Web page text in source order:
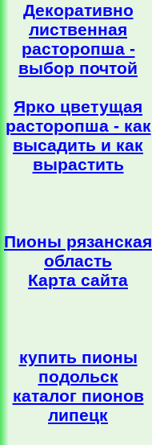
Декоративно
лиственная
расторопша -
выбор почтой
Ярко цветущая
расторопша - как
высадить и как
вырастить
Пионы рязанская
область
Карта сайта
купить пионы
подольск
каталог пионов
липецк